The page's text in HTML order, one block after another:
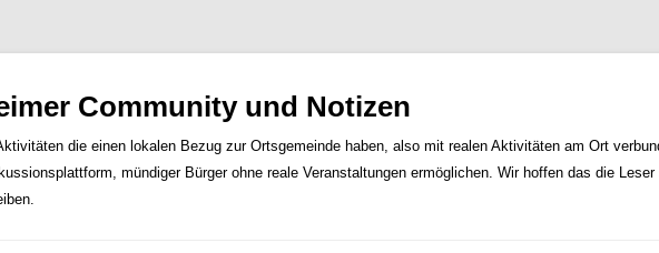
Community und Notizen
die einen lokalen Bezug zur Ortsgemeinde haben, also mit realen Aktivitäten am Ort
mündiger Bürger ohne reale Veranstaltungen ermöglichen. Wir hoffen das die